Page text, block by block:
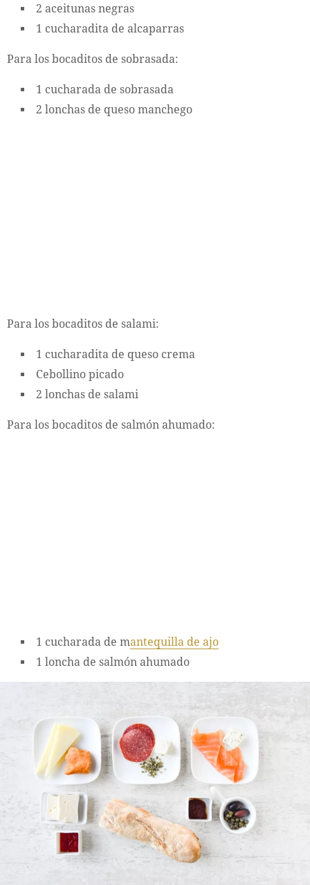
2 aceitunas negras
1 cucharadita de alcaparras
Para los bocaditos de sobrasada:
1 cucharada de sobrasada
2 lonchas de queso manchego
Para los bocaditos de salami:
1 cucharadita de queso crema
Cebollino picado
2 lonchas de salami
Para los bocaditos de salmón ahumado:
1 cucharada de mantequilla de ajo
1 loncha de salmón ahumado